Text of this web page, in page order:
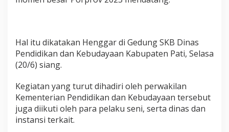
v
e
B
e
s
a
Hal itu dikatakan Henggar di Gedung SKB Dinas
Pendidikan dan Kebudayaan Kabupaten Pati, Selasa
(20/6) siang.
Kegiatan yang turut dihadiri oleh perwakilan
Kementerian Pendidikan dan Kebudayaan tersebut
juga diikuti oleh para pelaku seni, serta dinas dan
instansi terkait.